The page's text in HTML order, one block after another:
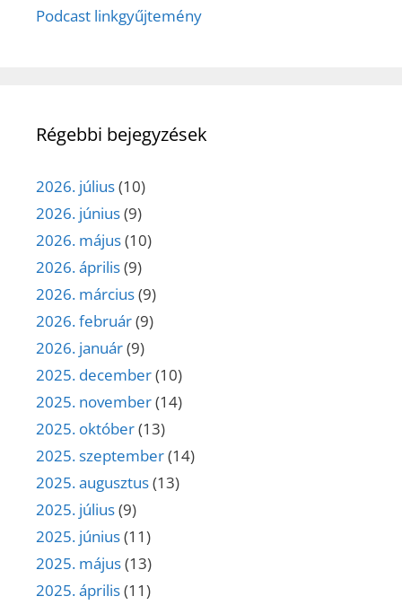
Podcast linkgyűjtemény
Régebbi bejegyzések
2026. július(10)
2026. június(9)
2026. május(10)
2026. április(9)
2026. március(9)
2026. február(9)
2026. január(9)
2025. december(10)
2025. november(14)
2025. október(13)
2025. szeptember(14)
2025. augusztus(13)
2025. július(9)
2025. június(11)
2025. május(13)
2025. április(11)